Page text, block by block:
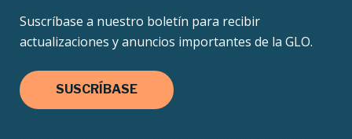
Suscríbase a nuestro boletín para recibir
actualizaciones y anuncios importantes de la GLO.
SUSCRÍBASE